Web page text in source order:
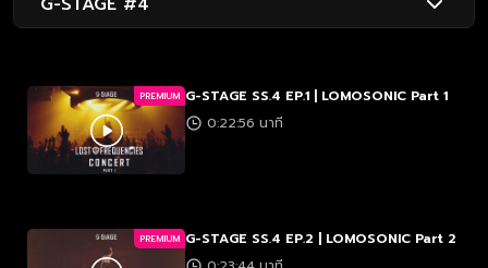
PREMIUM G-STAGE SS.4 EP.1 | LOMOSONIC Part 1
0:22:56 นาที
PREMIUM G-STAGE SS.4 EP.2 | LOMOSONIC Part 2